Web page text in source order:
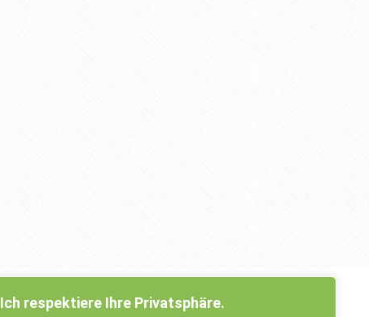
Ich respektiere Ihre Privatsphäre.